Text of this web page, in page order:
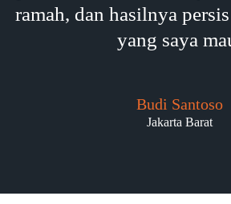
ramah, dan hasilnya
yang saya
Budi Santoso
Jakarta Barat